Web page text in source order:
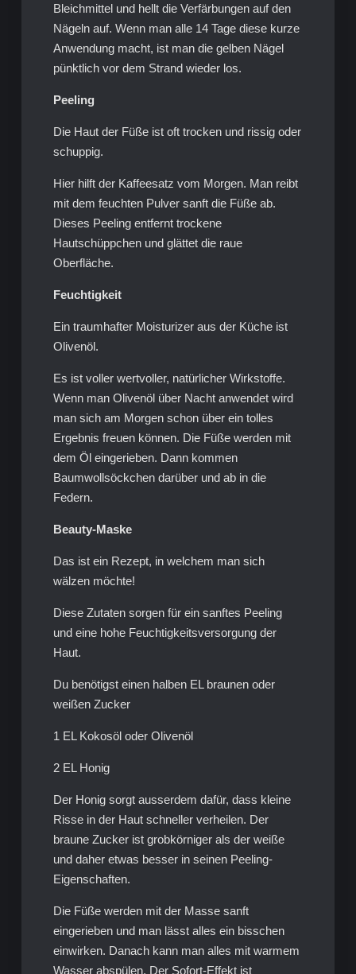
Bleichmittel und hellt die Verfärbungen auf den
Nägeln auf. Wenn man alle 14 Tage diese kurze
Anwendung macht, ist man die gelben Nägel
pünktlich vor dem Strand wieder los.
Peeling
Die Haut der Füße ist oft trocken und rissig oder
schuppig.
Hier hilft der Kaffeesatz vom Morgen. Man reibt
mit dem feuchten Pulver sanft die Füße ab.
Dieses Peeling entfernt trockene
Hautschüppchen und glättet die raue
Oberfläche.
Feuchtigkeit
Ein traumhafter Moisturizer aus der Küche ist
Olivenöl.
Es ist voller wertvoller, natürlicher Wirkstoffe.
Wenn man Olivenöl über Nacht anwendet wird
man sich am Morgen schon über ein tolles
Ergebnis freuen können. Die Füße werden mit
dem Öl eingerieben. Dann kommen
Baumwollsöckchen darüber und ab in die
Federn.
Beauty-Maske
Das ist ein Rezept, in welchem man sich
wälzen möchte!
Diese Zutaten sorgen für ein sanftes Peeling
und eine hohe Feuchtigkeitsversorgung der
Haut.
Du benötigst einen halben EL braunen oder
weißen Zucker
1 EL Kokosöl oder Olivenöl
2 EL Honig
Der Honig sorgt ausserdem dafür, dass kleine
Risse in der Haut schneller verheilen. Der
braune Zucker ist grobkörniger als der weiße
und daher etwas besser in seinen Peeling-
Eigenschaften.
Die Füße werden mit der Masse sanft
eingerieben und man lässt alles ein bisschen
einwirken. Danach kann man alles mit warmem
Wasser abspülen. Der Sofort-Effekt ist